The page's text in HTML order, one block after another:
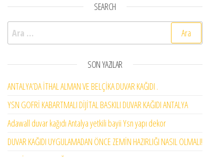
SEARCH
Arama:
SON YAZILAR
ANTALYA’DA İTHAL ALMAN VE BELÇİKA DUVAR KAĞIDI .
YSN GOFRİ KABARTMALI DİJİTAL BASKILI DUVAR KAĞIDI ANTALYA
Adawall duvar kağıdı Antalya yetkili bayii Ysn yapı dekor
DUVAR KAĞIDI UYGULAMADAN ÖNCE ZEMİN HAZIRLIĞI NASIL OLMALI!